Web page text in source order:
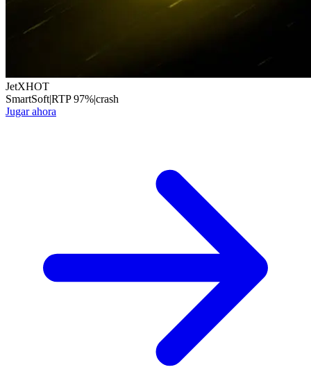
JetXHOT
SmartSoft|RTP97%|crash
Jugar ahora